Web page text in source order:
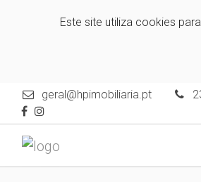
Este site utiliza cookies
geral@hpimobiliaria.pt